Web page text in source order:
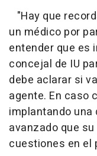
"Hay que
un médico por
entender que es
concejal de IU
debe aclarar si
agente. En caso
implantando una
avanzado que
cuestiones en el